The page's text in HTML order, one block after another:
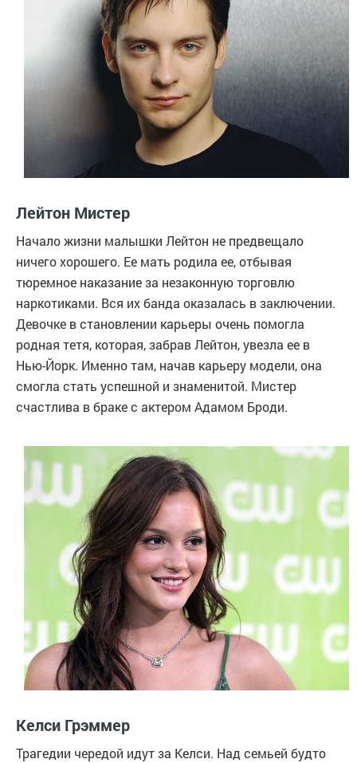
Лейтон Мистер
Начало жизни малышки Лейтон не предвещало
ничего хорошего. Ее мать родила ее, отбывая
тюремное наказание за незаконную торговлю
наркотиками. Вся их банда оказалась в заключении.
Девочке в становлении карьеры очень помогла
родная тетя, которая, забрав Лейтон, увезла ее в
Нью-Йорк. Именно там, начав карьеру модели, она
смогла стать успешной и знаменитой. Мистер
счастлива в браке с актером Адамом Броди.
Келси Грэммер
Трагедии чередой идут за Келси. Над семьей будто